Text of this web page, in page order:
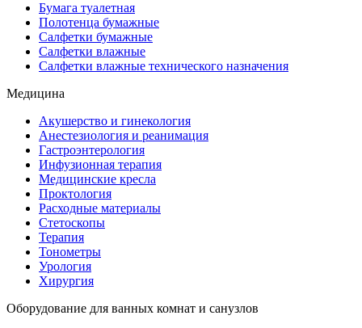
Бумага туалетная
Полотенца бумажные
Салфетки бумажные
Салфетки влажные
Салфетки влажные технического назначения
Медицина
Акушерство и гинекология
Анестезиология и реанимация
Гастроэнтерология
Инфузионная терапия
Медицинские кресла
Проктология
Расходные материалы
Стетоскопы
Терапия
Тонометры
Урология
Хирургия
Оборудование для ванных комнат и санузлов